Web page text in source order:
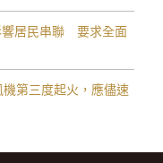
響居民串聯 要求全面
第三度起火，應儘速